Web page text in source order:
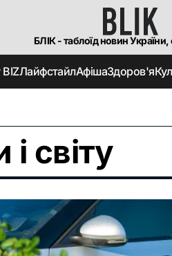
БЛІК - таблоїд новин України,
ЛайфстайлАфішаЗдоров'я
світу